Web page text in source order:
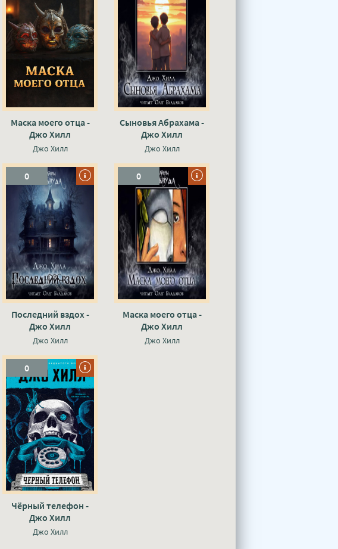
Маска моего отца -
Джо Хилл
Джо Хилл
Сыновья Абрахама -
Джо Хилл
Джо Хилл
0
Последний вздох -
Джо Хилл
Джо Хилл
0
Маска моего отца -
Джо Хилл
Джо Хилл
0
Чёрный телефон -
Джо Хилл
Джо Хилл